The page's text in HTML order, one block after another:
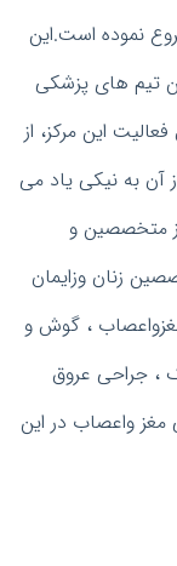
نموده است.این
تیم های پزشکی
اغلب مردم منطقه درطول 43 سال فعالیت این مرکز، از
به نیکی یاد می
متخصصین و
زنان وزایمان
، گوش و
، جراحی عروق
واعصاب در این